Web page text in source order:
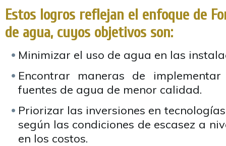
Estos logros reflejan el enfoque de
de agua, cuyos objetivos son:
Minimizar el uso de agua en las
Encontrar maneras de
fuentes de agua de menor calidad.
Priorizar las inversiones en
según las condiciones de escasez a
en los costos.